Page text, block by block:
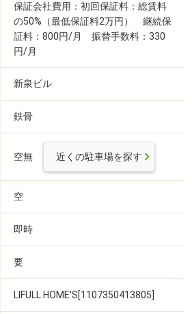
保証会社費用：初回保証料：総賃料
の50%（最低保証料2万円） 継続保
証料：800円/月 振替手数料：330
円/月
新泉ビル
鉄骨
空無 近くの駐車場を探す
空
即時
要
LIFULL HOME'S[1107350413805]